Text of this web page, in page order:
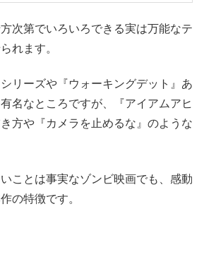
次第でいろいろできる実は万能なテ
れます。
シリーズや『ウォーキングデット』あ
名なところですが、『アイアムアヒ
方や『カメラを止めるな』のような
ことは事実なゾンビ映画でも、感動
の特徴です。